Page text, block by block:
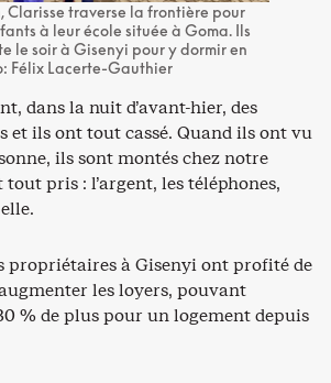
Clarisse traverse la frontière pour
à leur école située à Goma. Ils
le soir à Gisenyi pour y dormir en
Félix Lacerte-Gauthier
dans la nuit d’avant-hier, des
et ils ont tout cassé. Quand ils ont vu
ils sont montés chez notre
pris : l’argent, les téléphones,
propriétaires à Gisenyi ont profité de
les loyers, pouvant
% de plus pour un logement depuis